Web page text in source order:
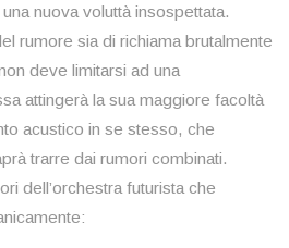
nuova voluttà insospettata.
rumore sia di richiama brutalmente
deve limitarsi ad una
attingerà la sua maggiore facoltà
acustico in se stesso, che
trarre dai rumori combinati.
dell’orchestra futurista che